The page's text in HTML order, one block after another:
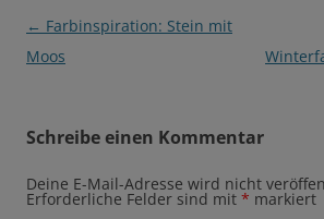
Beitragsnavigation
← Farbinspiration: Stein mit
Moos
Schreibe einen Kommentar
Deine E-Mail-Adresse wird nicht
Erforderliche Felder sind mit * markiert